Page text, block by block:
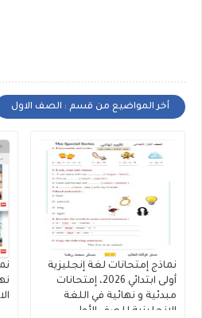
أخر المواضيع من قسم : الصف الاول
نماذج إمتحانات لغة إنجليزية
أولى ابتدائي 2026، إمتحانات
مبدئية و نهائية في اللغة
الإنجليزية للصف الأول